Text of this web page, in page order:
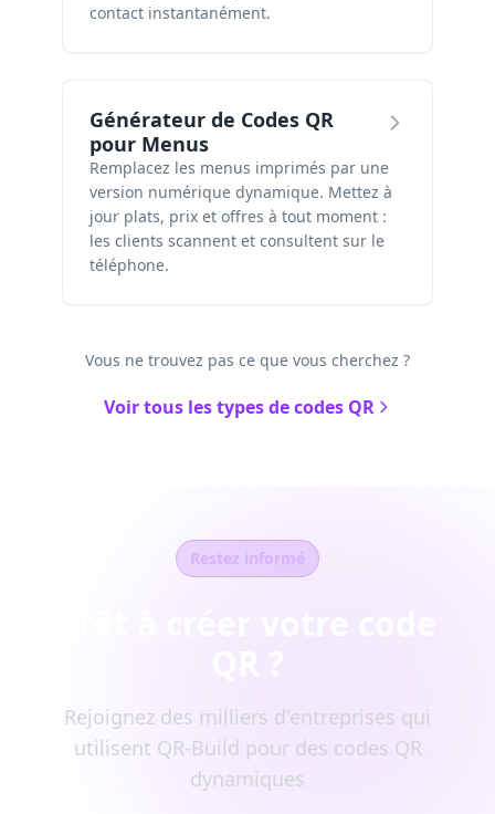
contact instantanément.
Générateur de Codes QR
pour Menus
Remplacez les menus imprimés par une
version numérique dynamique. Mettez à
jour plats, prix et offres à tout moment :
les clients scannent et consultent sur le
téléphone.
Vous ne trouvez pas ce que vous cherchez ?
Voir tous les types de codes QR
Restez informé
Rejoignez des milliers d'entreprises qui
utilisent QR-Build pour des codes QR
dynamiques